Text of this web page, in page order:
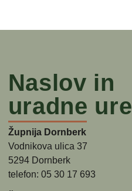
Naslov in
uradne ure
Župnija Dornberk
Vodnikova ulica 37
5294 Dornberk
telefon: 05 30 17 693